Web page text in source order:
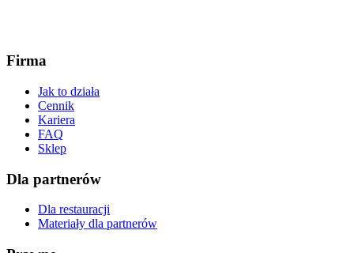
Firma
Jak to działa
Cennik
Kariera
FAQ
Sklep
Dla partnerów
Dla restauracji
Materiały dla partnerów